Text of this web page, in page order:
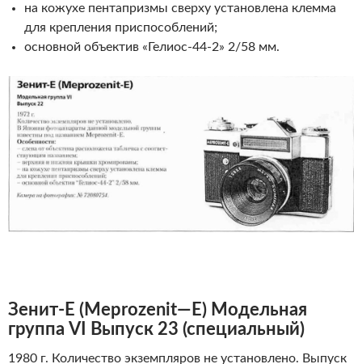
на кожухе пентапризмы сверху установлена клемма
для крепления приспособлений;
основной объектив «Гелиос-44-2» 2/58 мм.
Зенит-Е ( Meprozenit— E) Модельная
группа VI Выпуск 23 (специальный)
1980 г. Количество экземпляров не установлено. Выпуск